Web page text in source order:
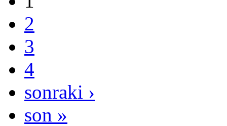
2
3
4
sonraki ›
son »